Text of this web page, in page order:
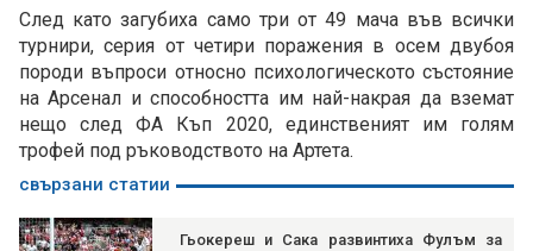
След като загубиха само три от 49 мача във всички
турнири, серия от четири поражения в осем двубоя
породи въпроси относно психологическото състояние
на Арсенал и способността им най-накрая да вземат
нещо след ФА Къп 2020, единственият им голям
трофей под ръководството на Артета.
свързани статии
Гьокереш и Сака развинтиха Фулъм за